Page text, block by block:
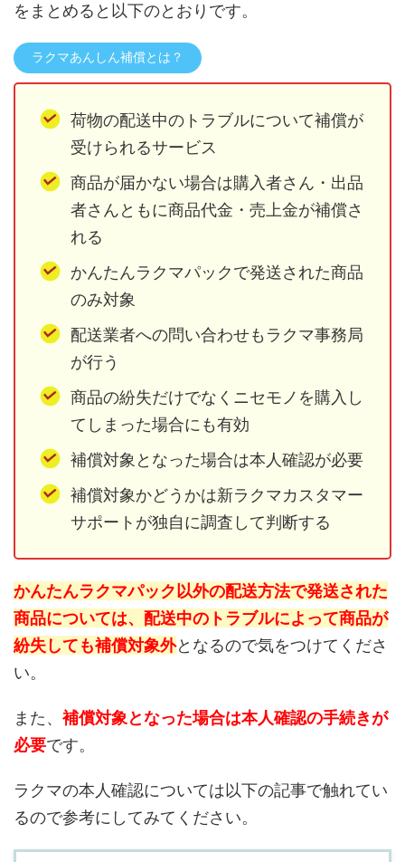
をまとめると以下のとおりです。
ラクマあんしん補償とは？
荷物の配送中のトラブルについて補償が
受けられるサービス
商品が届かない場合は購入者さん・出品
者さんともに商品代金・売上金が補償さ
れる
かんたんラクマパックで発送された商品
のみ対象
配送業者への問い合わせもラクマ事務局
が行う
商品の紛失だけでなくニセモノを購入し
てしまった場合にも有効
補償対象となった場合は本人確認が必要
補償対象かどうかは新ラクマカスタマー
サポートが独自に調査して判断する
かんたんラクマパック以外の配送方法で発送された
商品については、配送中のトラブルによって商品が
紛失しても補償対象外となるので気をつけてくださ
い。
また、 補償対象となった場合は本人確認の手続きが
必要です。
ラクマの本人確認については以下の記事で触れてい
るので参考にしてみてください。